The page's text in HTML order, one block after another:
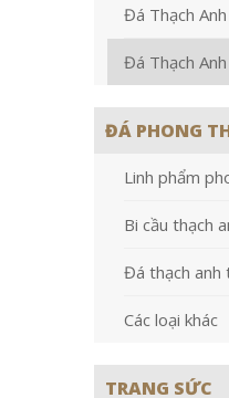
Đá Thạch
Đá Thạch
ĐÁ PHONG
Linh phẩm
Bi cầu thạch
Đá thạch anh
Các loại khác
TRANG SỨC